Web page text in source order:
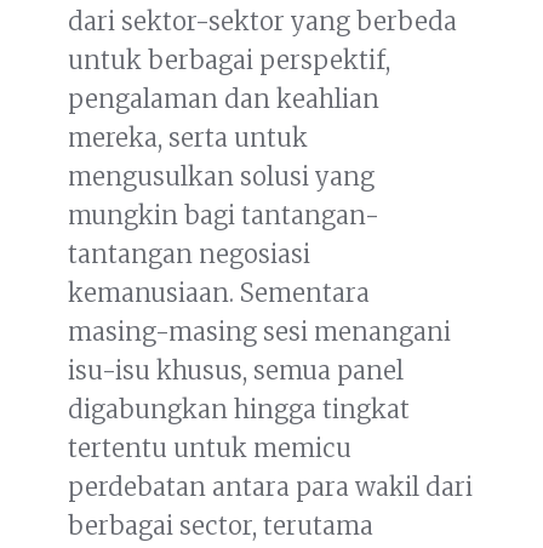
dari sektor-sektor yang berbeda
untuk berbagai perspektif,
pengalaman dan keahlian
mereka, serta untuk
mengusulkan solusi yang
mungkin bagi tantangan-
tantangan negosiasi
kemanusiaan. Sementara
masing-masing sesi menangani
isu-isu khusus, semua panel
digabungkan hingga tingkat
tertentu untuk memicu
perdebatan antara para wakil dari
berbagai sector, terutama